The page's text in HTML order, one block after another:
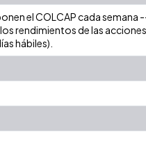
el COLCAP cada semana
rendimientos de las acciones
hábiles).